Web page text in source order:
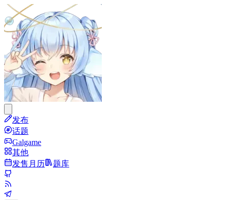
发布
话题
Galgame
其他
发售月历
题库